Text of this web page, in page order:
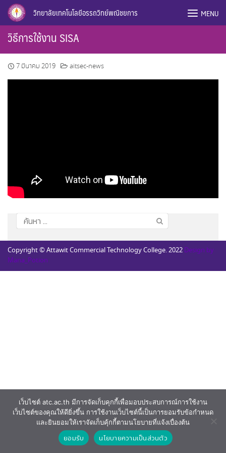
Skip
content
วิทยาลัยเทคโนโลยีอรรถวิทย์พณิชยการ MENU
วิธีการใช้งาน SISA
7 มีนาคม 2019 aitsec-news
ค้นหา
สำหรับ:
Copyright © Attawit Commercial Technology College. 2022 Design by
Mana_Potion
เว็บไซต์ atc.ac.th มีการจัดเก็บคุกกี้เพื่อมอบประสบการณ์การใช้งาน
เว็บไซต์ของคุณให้ดียิ่งขึ้น การใช้งานเว็บไซต์นี้เป็นการยอมรับข้อกำหนด
และยินยอมให้เราจัดเก็บคุ้กกี้ตามนโยบายที่แจ้งเบื่องต้น
ยอมรับ นโยบายความเป็นส่วนตัว